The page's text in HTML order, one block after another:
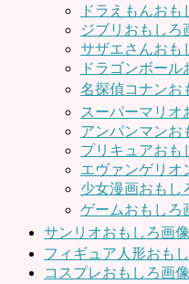
ドラえもんおも
ジブリおもしろ
サザエさんおも
ドラゴンボー
名探偵コナン
スーパーマリオ
アンパンマンお
プリキュアおも
エヴァンゲリオ
少女漫画おもし
ゲームおもしろ
サンリオおもしろ画
フィギュア人形おもし
コスプレおもしろ画